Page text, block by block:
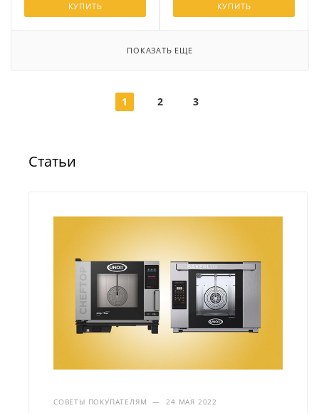
КУПИТЬ КУПИТЬ
ПОКАЗАТЬ ЕЩЕ
1 2 3
Статьи
СОВЕТЫ ПОКУПАТЕЛЯМ — 24 МАЯ 2022